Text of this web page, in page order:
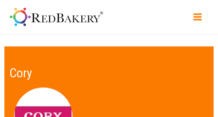
Cory